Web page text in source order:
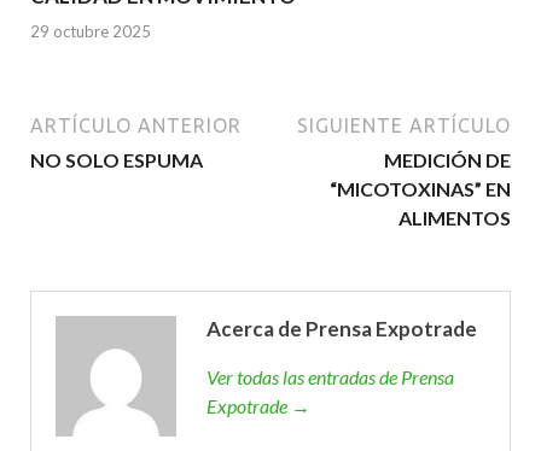
29 octubre 2025
ARTÍCULO ANTERIOR
NO SOLO ESPUMA
SIGUIENTE ARTÍCULO
MEDICIÓN DE
“MICOTOXINAS” EN
ALIMENTOS
Acerca de Prensa Expotrade
Ver todas las entradas de Prensa
Expotrade →